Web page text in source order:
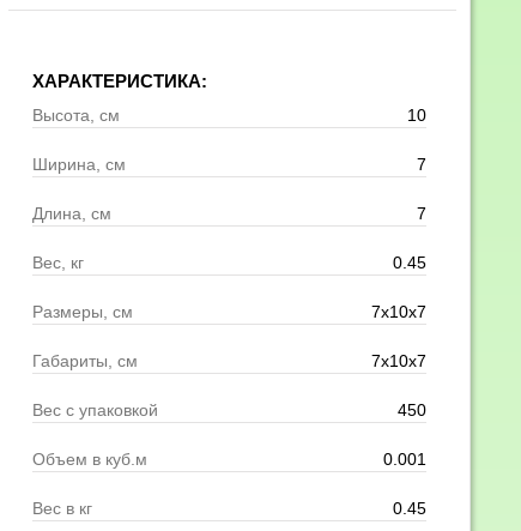
ХАРАКТЕРИСТИКА:
Высота, см 10
Ширина, см 7
Длина, см 7
Вес, кг 0.45
Размеры, см 7х10х7
Габариты, см 7х10х7
Вес с упаковкой 450
Объем в куб.м 0.001
Вес в кг 0.45